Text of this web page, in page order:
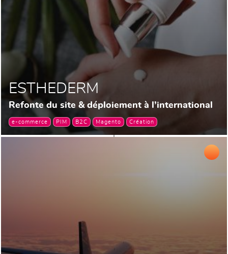
ESTHEDERM
Refonte du site & déploiement à l’international
e-commerce PIM B2C Magento Création